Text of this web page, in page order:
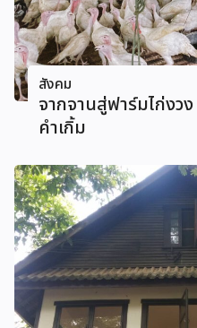
สังคม
จากจานสู่ฟาร์มไก่งว
คําเกิ้ม